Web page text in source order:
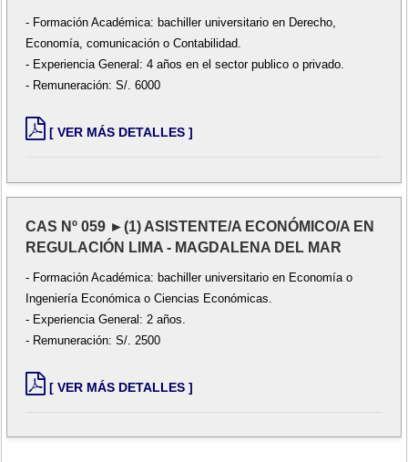
- Formación Académica: bachiller universitario en Derecho,
Economía, comunicación o Contabilidad.
- Experiencia General: 4 años en el sector publico o privado.
- Remuneración: S/. 6000
[ VER MÁS DETALLES ]
CAS Nº 059 ►(1) ASISTENTE/A ECONÓMICO/A EN
REGULACIÓN LIMA - MAGDALENA DEL MAR
- Formación Académica: bachiller universitario en Economía o
Ingeniería Económica o Ciencias Económicas.
- Experiencia General: 2 años.
- Remuneración: S/. 2500
[ VER MÁS DETALLES ]